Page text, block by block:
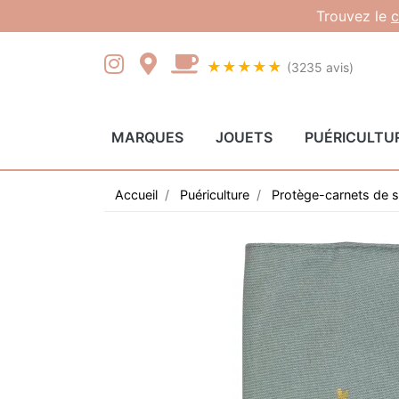
Trouvez le
★★★★★ (3235 avis)
MARQUES JOUETS
Accueil Puériculture Protège-carnets de